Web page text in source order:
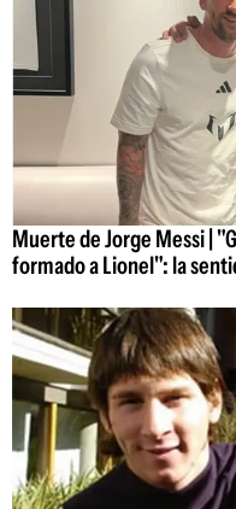
Muerte de Jorge Messi |
formado a Lionel": la